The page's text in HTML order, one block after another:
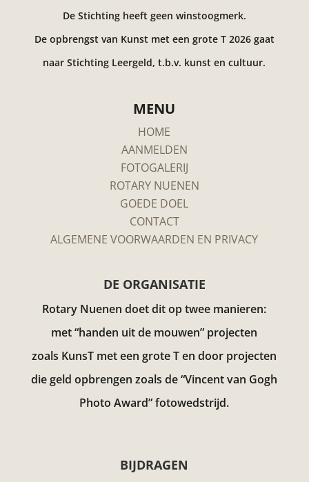
De Stichting heeft geen winstoogmerk.
De opbrengst van Kunst met een grote T 2026 gaat
naar Stichting Leergeld, t.b.v. kunst en cultuur.
MENU
HOME
AANMELDEN
FOTOGALERIJ
ROTARY NUENEN
GOEDE DOEL
CONTACT
ALGEMENE VOORWAARDEN EN PRIVACY
DE ORGANISATIE
Rotary Nuenen doet dit op twee manieren:
met “handen uit de mouwen” projecten
zoals KunsT met een grote T en door projecten
die geld opbrengen zoals de “Vincent van Gogh
Photo Award” fotowedstrijd.
BIJDRAGEN